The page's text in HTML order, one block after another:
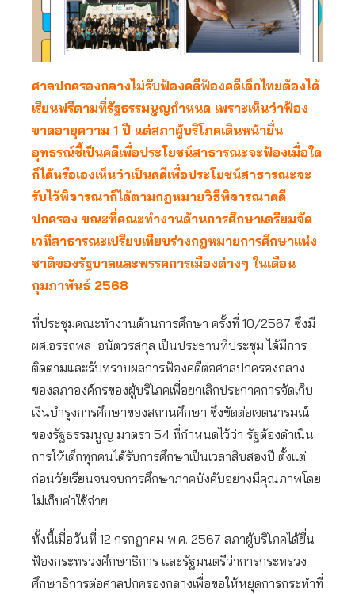
ศาลปกครองกลางไม่รับฟ้องคดีฟ้องคดีเด็กไทยต้องได้
เรียนฟรีตามที่รัฐธรรมนูญกำหนด เพราะเห็นว่าฟ้อง
ขาดอายุความ 1 ปี แต่สภาผู้บริโภคเดินหน้ายื่น
อุทธรณ์ชี้เป็นคดีเพื่อประโยชน์สาธารณะจะฟ้องเมื่อใด
ก็ได้หรือเองเห็นว่าเป็นคดีเพื่อประโยชน์สาธารณะจะ
รับไว้พิจารณาก็ได้ตามกฎหมายวิธีพิจารณาคดี
ปกครอง ขณะที่คณะทำงานด้านการศึกษาเตรียมจัด
เวทีสาธารณะเปรียบเทียบร่างกฎหมายการศึกษาแห่ง
ชาติของรัฐบาลและพรรคการเมืองต่างๆ ในเดือน
กุมภาพันธ์ 2568
ที่ประชุมคณะทำงานด้านการศึกษา ครั้งที่ 10/2567 ซึ่งมี
ผศ.อรรถพล อนัตวรสกุล เป็นประธานที่ประชุม ได้มีการ
ติดตามและรับทราบผลการฟ้องคดีต่อศาลปกครองกลาง
ของสภาองค์กรของผู้บริโภคเพื่อยกเลิกประกาศการจัดเก็บ
เงินบำรุงการศึกษาของสถานศึกษา ซึ่งขัดต่อเจตนารมณ์
ของรัฐธรรมนูญ มาตรา 54 ที่กำหนดไว้ว่า รัฐต้องดำเนิน
การให้เด็กทุกคนได้รับการศึกษาเป็นเวลาสิบสองปี ตั้งแต่
ก่อนวัยเรียนจนจบการศึกษาภาคบังคับอย่างมีคุณภาพโดย
ไม่เก็บค่าใช้จ่าย
ทั้งนี้เมื่อวันที่ 12 กรกฎาคม พ.ศ. 2567 สภาผู้บริโภคได้ยื่น
ฟ้องกระทรวงศึกษาธิการ และรัฐมนตรีว่าการกระทรวง
ศึกษาธิการต่อศาลปกครองกลางเพื่อขอให้หยุดการกระทำที่